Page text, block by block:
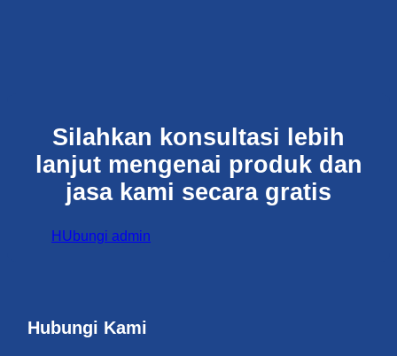
Silahkan konsultasi lebih
lanjut mengenai produk dan
jasa kami secara gratis
HUbungi admin
Hubungi Kami